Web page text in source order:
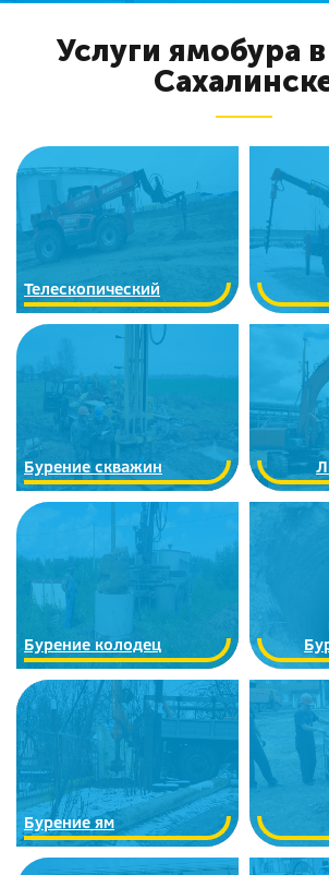
Услуги ямобура
Телескопический
Бурение скважин
Бурение колодец
Бурение ям